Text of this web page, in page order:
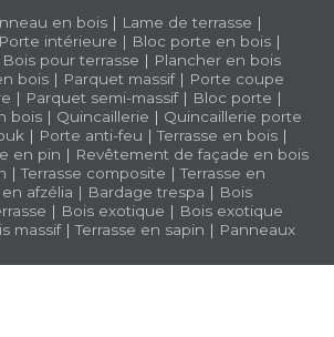
en bois | Lame de terrasse |
Porte intérieure | Bloc porte en bois |
Bois pour terrasse | Plancher en bois
bois | Parquet massif| Porte coupe
| Parquet semi-massif| Bloc porte |
bois | Quincaillerie | Quincaillerie porte
| Porte anti-feu |Terrasse en bois |
en pin | Revêtement de façade en bois
|Terrasse composite |Terrasse en
afzélia | Bardage trespa | Bois
| Bois exotique | Bois exotique
massif|Terrasse en sapin | Panneaux